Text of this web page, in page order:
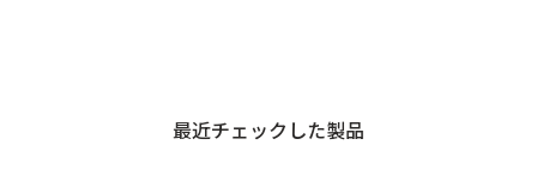
最近チェックした製品